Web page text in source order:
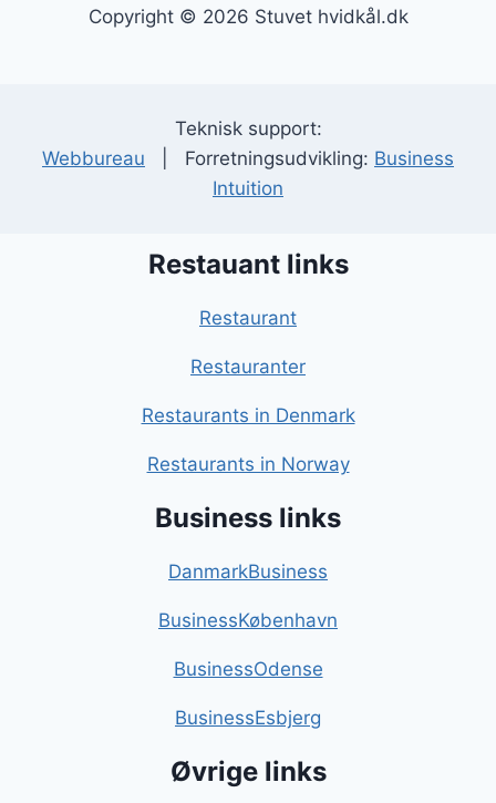
Copyright © 2026 Stuvet hvidkål.dk
Teknisk support:
Webbureau | Forretningsudvikling: Business
Intuition
Restauant links
Restaurant
Restauranter
Restaurants in Denmark
Restaurants in Norway
Business links
DanmarkBusiness
BusinessKøbenhavn
BusinessOdense
BusinessEsbjerg
Øvrige links